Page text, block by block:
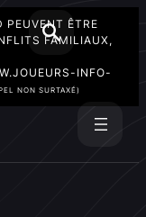
PEUVENT ÊTRE
FAMILIAUX,
INFO-
NON SURTAXÉ)